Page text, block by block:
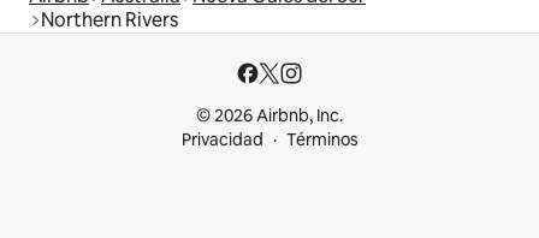
Northern Rivers
© 2026 Airbnb, Inc.
Privacidad
Términos